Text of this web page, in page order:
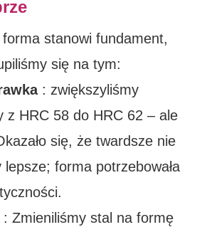
stanowi fundament,
się na tym:
: zwiększyliśmy
z HRC 58 do HRC 62 – ale
się, że twardsze nie
forma potrzebowała
Zmieniliśmy stal na formę